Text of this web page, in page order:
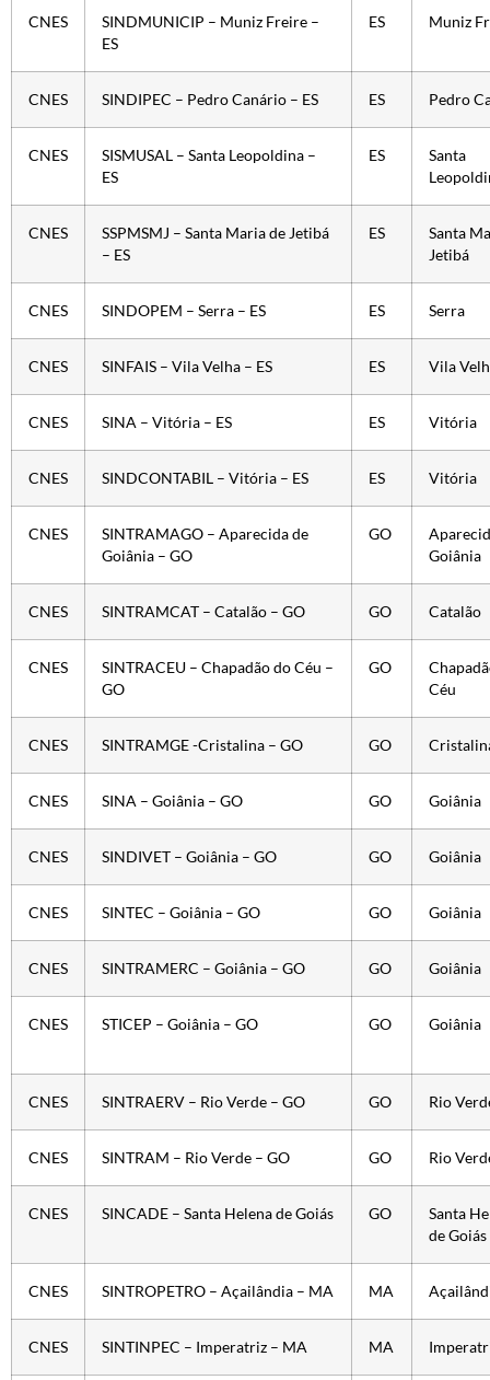
CNES
SINDMUNICIP – Muniz Freire –
ES
ES Muniz
CNES SINDIPEC – Pedro Canário – ES ES Pedro
CNES
SISMUSAL – Santa Leopoldina –
ES
ES
Santa
CNES
SSPMSMJ – Santa Maria de Jetibá
– ES
ES
Santa
Jetibá
CNES SINDOPEM – Serra – ES ES Serra
CNES SINFAIS – Vila Velha – ES ES Vila
CNES SINA – Vitória – ES ES Vitória
CNES SINDCONTABIL – Vitória – ES ES Vitória
CNES
SINTRAMAGO – Aparecida de
Goiânia – GO
GO
Goiânia
CNES SINTRAMCAT – Catalão – GO GO Catalão
CNES
SINTRACEU – Chapadão do Céu –
GO
GO
Céu
CNES SINTRAMGE -Cristalina – GO GO
CNES SINA – Goiânia – GO GO Goiânia
CNES SINDIVET – Goiânia – GO GO Goiânia
CNES SINTEC – Goiânia – GO GO Goiânia
CNES SINTRAMERC – Goiânia – GO GO Goiânia
CNES STICEP – Goiânia – GO GO Goiânia
CNES SINTRAERV – Rio Verde – GO GO Rio
CNES SINTRAM – Rio Verde – GO GO Rio
CNES SINCADE – Santa Helena de Goiás GO
Santa
de Goiás
CNES SINTROPETRO – Açailândia – MA MA
CNES SINTINPEC – Imperatriz – MA MA